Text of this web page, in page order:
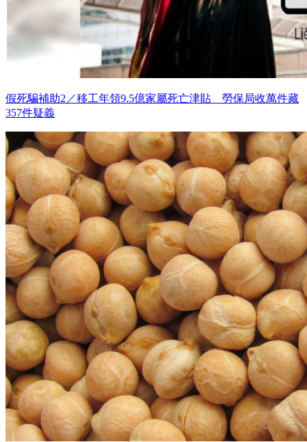
假死騙補助2／移工年領9.5億家屬死亡津貼 勞保局收萬件藏
357件疑義